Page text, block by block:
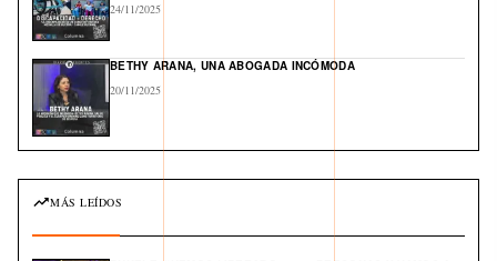
24/11/2025
BETHY ARANA, UNA ABOGADA INCÓMODA
20/11/2025
MÁS LEÍDOS